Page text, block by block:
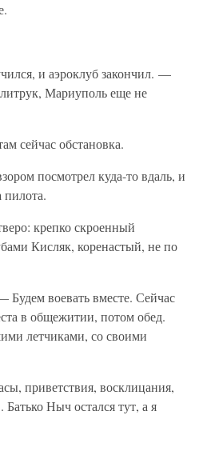
и аэроклуб закончил. —
Мариуполь еще не
сейчас обстановка.
посмотрел куда-то вдаль, и
пилота.
крепко скроенный
Кисляк, коренастый, не по
воевать вместе. Сейчас
в общежитии, потом обед.
летчиками, со своими
приветствия, восклицания,
Ныч остался тут, а я